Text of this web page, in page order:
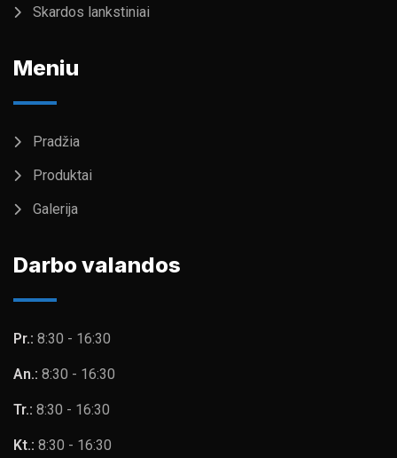
Skardos lankstiniai
Meniu
Pradžia
Produktai
Galerija
Darbo valandos
Pr.: 8:30 - 16:30
An.: 8:30 - 16:30
Tr.: 8:30 - 16:30
Kt.: 8:30 - 16:30